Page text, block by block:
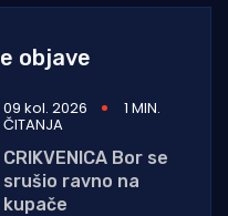
objave
09 kol. 2026 1 MIN.
ČITANJA
CRIKVENICA Bor se
srušio ravno na
kupače